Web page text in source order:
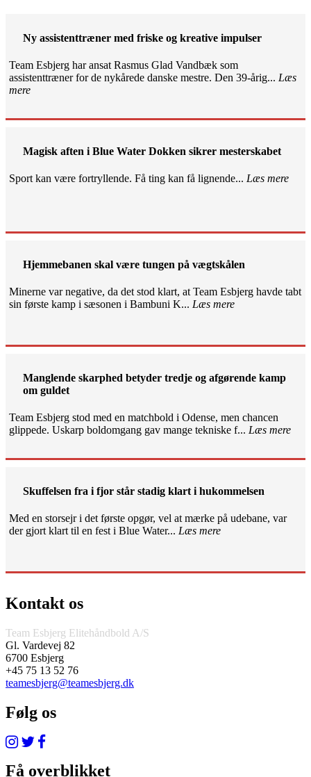
Ny assistenttræner med friske og kreative impulser
Team Esbjerg har ansat Rasmus Glad Vandbæk som
assistenttræner for de nykårede danske mestre. Den 39-årig... Læs
mere
Magisk aften i Blue Water Dokken sikrer mesterskabet
Sport kan være fortryllende. Få ting kan få lignende... Læs mere
Hjemmebanen skal være tungen på vægtskålen
Minerne var negative, da det stod klart, at Team Esbjerg havde tabt
sin første kamp i sæsonen i Bambuni K... Læs mere
Manglende skarphed betyder tredje og afgørende kamp
om guldet
Team Esbjerg stod med en matchbold i Odense, men chancen
glippede. Uskarp boldomgang gav mange tekniske f... Læs mere
Skuffelsen fra i fjor står stadig klart i hukommelsen
Med en storsejr i det første opgør, vel at mærke på udebane, var
der gjort klart til en fest i Blue Water... Læs mere
Kontakt os
Team Esbjerg Elitehåndbold A/S
Gl. Vardevej 82
6700 Esbjerg
+45 75 13 52 76
teamesbjerg@teamesbjerg.dk
Følg os
Få overblikket